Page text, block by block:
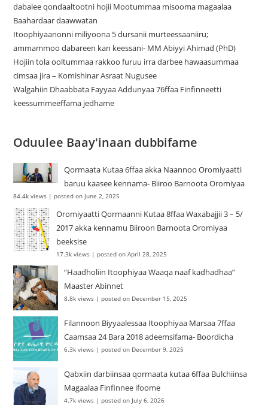
dabalee qondaaltootni hojii Mootummaa misooma magaalaa
Baahardaar daawwatan
Itoophiyaanonni miliyoona 5 dursanii murteessaaniiru;
ammammoo dabareen kan keessani- MM Abiyyi Ahimad (PhD)
Hojiin tola ooltummaa rakkoo furuu irra darbee hawaasummaa
cimsaa jira – Komishinar Asraat Nugusee
Walgahiin Dhaabbata Fayyaa Addunyaa 76ffaa Finfinneetti
keessummeeffama jedhame
Oduulee Baay'inaan dubbifame
Qormaata Kutaa 6ffaa akka Naannoo Oromiyaatti
baruu kaasee kennama- Biiroo Barnoota Oromiyaa
84.4k views |posted on June 2, 2025
Oromiyaatti Qormaanni Kutaa 8ffaa Waxabajjii 3 – 5/
2017 akka kennamu Biiroon Barnoota Oromiyaa
beeksise
17.3k views |posted on April 28, 2025
“Haadholiin Itoophiyaa Waaqa naaf kadhadhaa”
Maaster Abinnet
8.8k views |posted on December 15, 2025
Filannoon Biyyaalessaa Itoophiyaa Marsaa 7ffaa
Caamsaa 24 Bara 2018 adeemsifama- Boordicha
6.3k views |posted on December 9, 2025
Qabxiin darbiinsaa qormaata kutaa 6ffaa Bulchiinsa
Magaalaa Finfinnee ifoome
4.7k views |posted on July 6, 2026